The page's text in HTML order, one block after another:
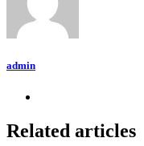
admin
Related articles